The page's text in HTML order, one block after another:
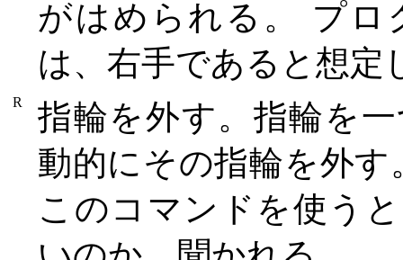
がはめられる。 プロ
は、右手であると想定
R
指輪を外す。指輪を
動的にその指輪を外
このコマンドを使う